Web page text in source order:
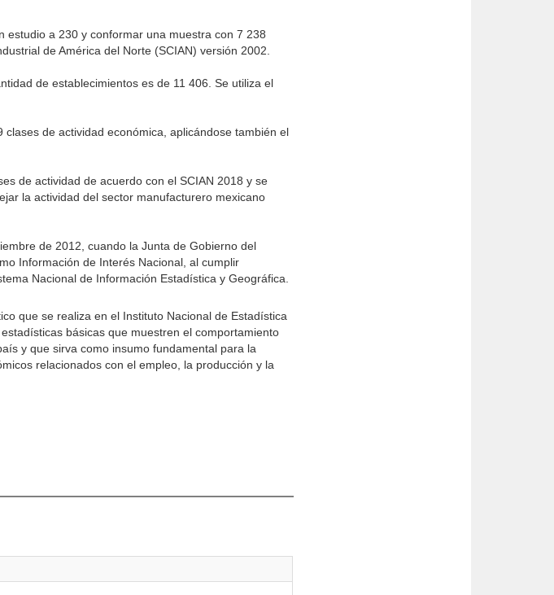
estudio a 230 y conformar una muestra con 7 238
de América del Norte (SCIAN) versión 2002.
de establecimientos es de 11 406. Se utiliza el
de actividad económica, aplicándose también el
de actividad de acuerdo con el SCIAN 2018 y se
la actividad del sector manufacturero mexicano
de 2012, cuando la Junta de Gobierno del
Información de Interés Nacional, al cumplir
Nacional de Información Estadística y Geográfica.
que se realiza en el Instituto Nacional de Estadística
básicas que muestren el comportamiento
y que sirva como insumo fundamental para la
relacionados con el empleo, la producción y la